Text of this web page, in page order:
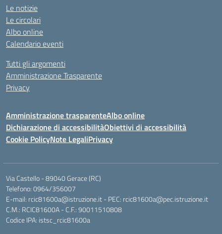
Le notizie
Le circolari
Albo online
Calendario eventi
Tutti gli argomenti
Amministrazione Trasparente
Privacy
Amministrazione trasparenteAlbo online
Dichiarazione di accessibilitàObiettivi di accessibilità
Cookie PolicyNote LegaliPrivacy
Via Castello - 89040 Gerace (RC)
Telefono: 0964/356007
E-mail: rcic81600a@istruzione.it - PEC: rcic81600a@pec.istruzione.it
C.M.: RCIC81600A - C.F.: 90011510808
Codice IPA: istsc_rcic81600a